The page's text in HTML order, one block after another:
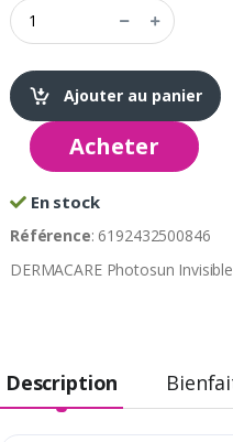
Ajouter au panier
Acheter
En stock
Référence: 6192432500846
DERMACARE Photosun
Description